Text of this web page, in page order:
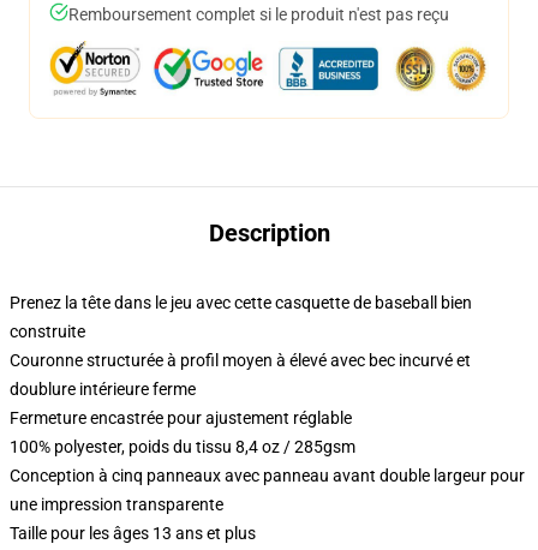
Remboursement complet si le produit n'est pas reçu
Description
Prenez la tête dans le jeu avec cette casquette de baseball bien
construite
Couronne structurée à profil moyen à élevé avec bec incurvé et
doublure intérieure ferme
Fermeture encastrée pour ajustement réglable
100% polyester, poids du tissu 8,4 oz / 285gsm
Conception à cinq panneaux avec panneau avant double largeur pour
une impression transparente
Taille pour les âges 13 ans et plus